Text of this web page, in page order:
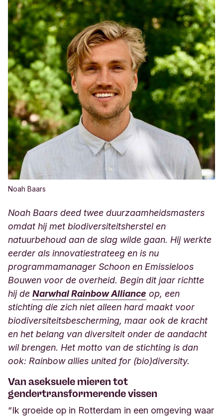
Noah Baars
Noah Baars deed twee duurzaamheidsmasters
omdat hij met biodiversiteitsherstel en
natuurbehoud aan de slag wilde gaan. Hij werkte
eerder als innovatiestrateeg en is nu
programmamanager Schoon en Emissieloos
Bouwen voor de overheid. Begin dit jaar richtte
hij de Narwhal Rainbow Alliance op, een
stichting die zich niet alleen hard maakt voor
biodiversiteitsbescherming, maar ook de kracht
en het belang van diversiteit onder de aandacht
wil brengen. Het motto van de stichting is dan
ook: Rainbow allies united for (bio)diversity.
Van aseksuele mieren tot
gendertransformerende vissen
“Ik groeide op in Rotterdam in een omgeving waar